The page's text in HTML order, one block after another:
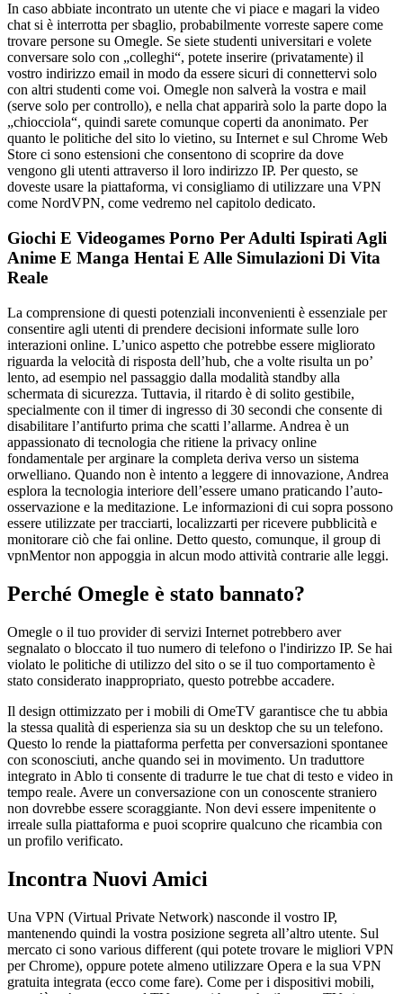
In caso abbiate incontrato un utente che vi piace e magari la video
chat si è interrotta per sbaglio, probabilmente vorreste sapere come
trovare persone su Omegle. Se siete studenti universitari e volete
conversare solo con „colleghi“, potete inserire (privatamente) il
vostro indirizzo email in modo da essere sicuri di connettervi solo
con altri studenti come voi. Omegle non salverà la vostra e mail
(serve solo per controllo), e nella chat apparirà solo la parte dopo la
„chiocciola“, quindi sarete comunque coperti da anonimato. Per
quanto le politiche del sito lo vietino, su Internet e sul Chrome Web
Store ci sono estensioni che consentono di scoprire da dove
vengono gli utenti attraverso il loro indirizzo IP. Per questo, se
doveste usare la piattaforma, vi consigliamo di utilizzare una VPN
come NordVPN, come vedremo nel capitolo dedicato.
Giochi E Videogames Porno Per Adulti Ispirati Agli
Anime E Manga Hentai E Alle Simulazioni Di Vita
Reale
La comprensione di questi potenziali inconvenienti è essenziale per
consentire agli utenti di prendere decisioni informate sulle loro
interazioni online. L’unico aspetto che potrebbe essere migliorato
riguarda la velocità di risposta dell’hub, che a volte risulta un po’
lento, ad esempio nel passaggio dalla modalità standby alla
schermata di sicurezza. Tuttavia, il ritardo è di solito gestibile,
specialmente con il timer di ingresso di 30 secondi che consente di
disabilitare l’antifurto prima che scatti l’allarme. Andrea è un
appassionato di tecnologia che ritiene la privacy online
fondamentale per arginare la completa deriva verso un sistema
orwelliano. Quando non è intento a leggere di innovazione, Andrea
esplora la tecnologia interiore dell’essere umano praticando l’auto-
osservazione e la meditazione. Le informazioni di cui sopra possono
essere utilizzate per tracciarti, localizzarti per ricevere pubblicità e
monitorare ciò che fai online. Detto questo, comunque, il group di
vpnMentor non appoggia in alcun modo attività contrarie alle leggi.
Perché Omegle è stato bannato?
Omegle o il tuo provider di servizi Internet potrebbero aver
segnalato o bloccato il tuo numero di telefono o l'indirizzo IP. Se hai
violato le politiche di utilizzo del sito o se il tuo comportamento è
stato considerato inappropriato, questo potrebbe accadere.
Il design ottimizzato per i mobili di OmeTV garantisce che tu abbia
la stessa qualità di esperienza sia su un desktop che su un telefono.
Questo lo rende la piattaforma perfetta per conversazioni spontanee
con sconosciuti, anche quando sei in movimento. Un traduttore
integrato in Ablo ti consente di tradurre le tue chat di testo e video in
tempo reale. Avere un conversazione con un conoscente straniero
non dovrebbe essere scoraggiante. Non devi essere impenitente o
irreale sulla piattaforma e puoi scoprire qualcuno che ricambia con
un profilo verificato.
Incontra Nuovi Amici
Una VPN (Virtual Private Network) nasconde il vostro IP,
mantenendo quindi la vostra posizione segreta all’altro utente. Sul
mercato ci sono various different (qui potete trovare le migliori VPN
per Chrome), oppure potete almeno utilizzare Opera e la sua VPN
gratuita integrata (ecco come fare). Come per i dispositivi mobili,